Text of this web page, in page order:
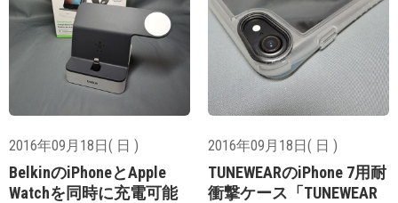
2016年09月18日( 日 )
BelkinのiPhoneとApple
Watchを同時に充電可能
2016年09月18日( 日 )
TUNEWEARのiPhone 7用耐
衝撃ケース「TUNEWEAR